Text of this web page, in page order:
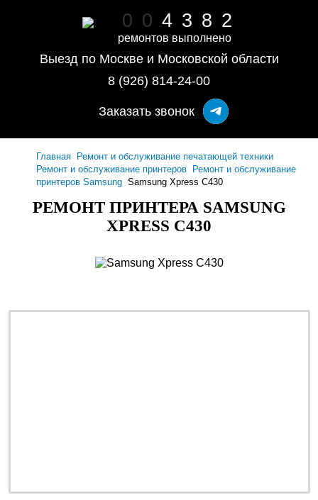
0 0 4 3 8 2
ремонтов выполнено
Выезд по Москве и Московской области
8 (926) 814-24-00
Заказать звонок
Главная
Ремонт и обслуживание печатающей техники
Ремонт и обслуживание принтеров
Ремонт и обслуживание
принтеров Samsung Samsung Xpress C430
РЕМОНТ ПРИНТЕРА SAMSUNG
XPRESS C430